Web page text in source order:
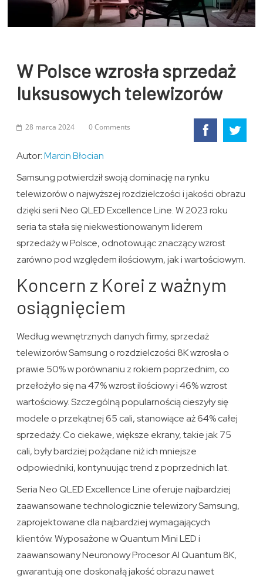
W Polsce wzrosła sprzedaż
luksusowych telewizorów
28 marca 2024 0 Comments
Autor:Marcin Błocian
Samsung potwierdził swoją dominację na rynku
telewizorów o najwyższej rozdzielczości i jakości obrazu
dzięki serii Neo QLED Excellence Line. W 2023 roku
seria ta stała się niekwestionowanym liderem
sprzedaży w Polsce, odnotowując znaczący wzrost
zarówno pod względem ilościowym, jak i wartościowym.
Koncern z Korei z ważnym
osiągnięciem
Według wewnętrznych danych firmy, sprzedaż
telewizorów Samsung o rozdzielczości 8K wzrosła o
prawie 50% w porównaniu z rokiem poprzednim, co
przełożyło się na 47% wzrost ilościowy i 46% wzrost
wartościowy. Szczególną popularnością cieszyły się
modele o przekątnej 65 cali, stanowiące aż 64% całej
sprzedaży. Co ciekawe, większe ekrany, takie jak 75
cali, były bardziej pożądane niż ich mniejsze
odpowiedniki, kontynuując trend z poprzednich lat.
Seria Neo QLED Excellence Line oferuje najbardziej
zaawansowane technologicznie telewizory Samsung,
zaprojektowane dla najbardziej wymagających
klientów. Wyposażone w Quantum Mini LED i
zaawansowany Neuronowy Procesor AI Quantum 8K,
gwarantują one doskonałą jakość obrazu nawet